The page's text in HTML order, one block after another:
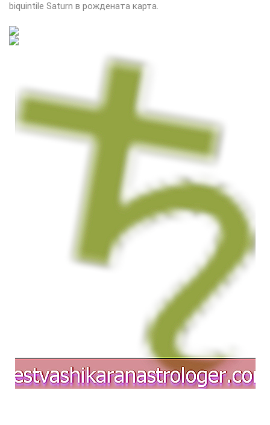
biquintile Saturn в рождената карта.